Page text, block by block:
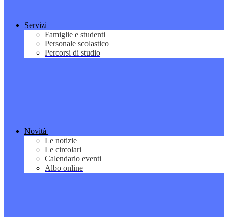
Servizi
Famiglie e studenti
Personale scolastico
Percorsi di studio
Novità
Le notizie
Le circolari
Calendario eventi
Albo online